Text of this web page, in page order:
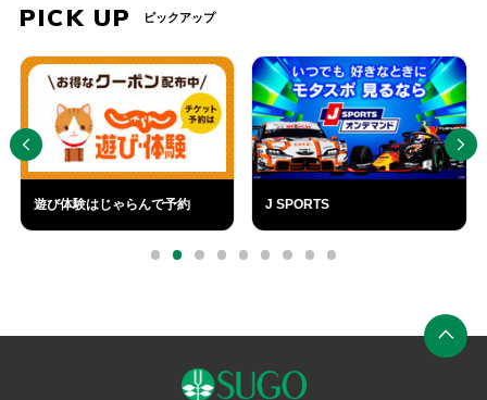
PICK UP ピックアップ
遊び体験はじゃらんで予約
外
J SPORTS
外
部
0 1 2 3 4 5 6 7 8
PREV NEXT